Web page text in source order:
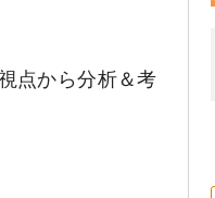
点から分析＆考